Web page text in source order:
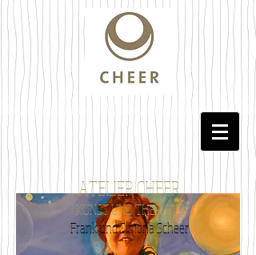
ATELIER CHEER
KUNST UND THERAPIE
Frank und Simona Scheer